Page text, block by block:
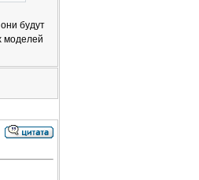
будут
моделей